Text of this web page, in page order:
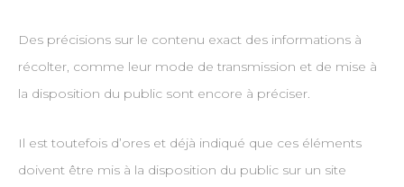
Des précisions sur le contenu exact des informations à
récolter, comme leur mode de transmission et de mise à
la disposition du public sont encore à préciser.
Il est toutefois d’ores et déjà indiqué que ces éléments
doivent être mis à la disposition du public sur un site